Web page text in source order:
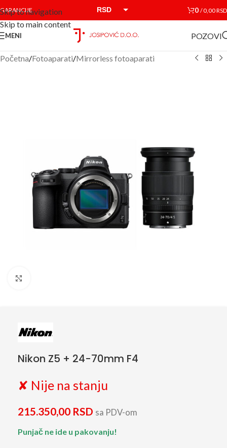
Skip to navigation
Skip to main content
GARANCIJE RSD 0 /0,00RSD
MENI POZOVI
Početna/Fotoaparati/Mirrorless fotoaparati
Nikon Z5 + 24-70mm F4
✘ Nije na stanju
215.350,00 RSD sa PDV-om
Punjač ne ide u pakovanju!